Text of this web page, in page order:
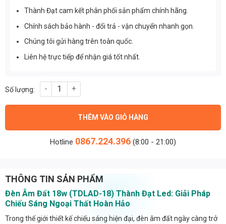
Thành Đạt cam kết phân phối sản phẩm chính hãng.
Chính sách bảo hành - đổi trả - vận chuyển nhanh gọn.
Chúng tôi gửi hàng trên toàn quốc.
Liên hệ trực tiếp để nhận giá tốt nhất.
Đèn Âm Đất 18w (TDLAD-18) Thành Đạt Led số lượng
THÊM VÀO GIỎ HÀNG
Hotline 0867.224.396 (8:00 - 21:00)
THÔNG TIN SẢN PHẨM
Đèn Âm Đất 18w (TDLAD-18) Thành Đạt Led: Giải Pháp
Chiếu Sáng Ngoại Thất Hoàn Hảo
Trong thế giới thiết kế chiếu sáng hiện đại, đèn âm đất ngày càng trở